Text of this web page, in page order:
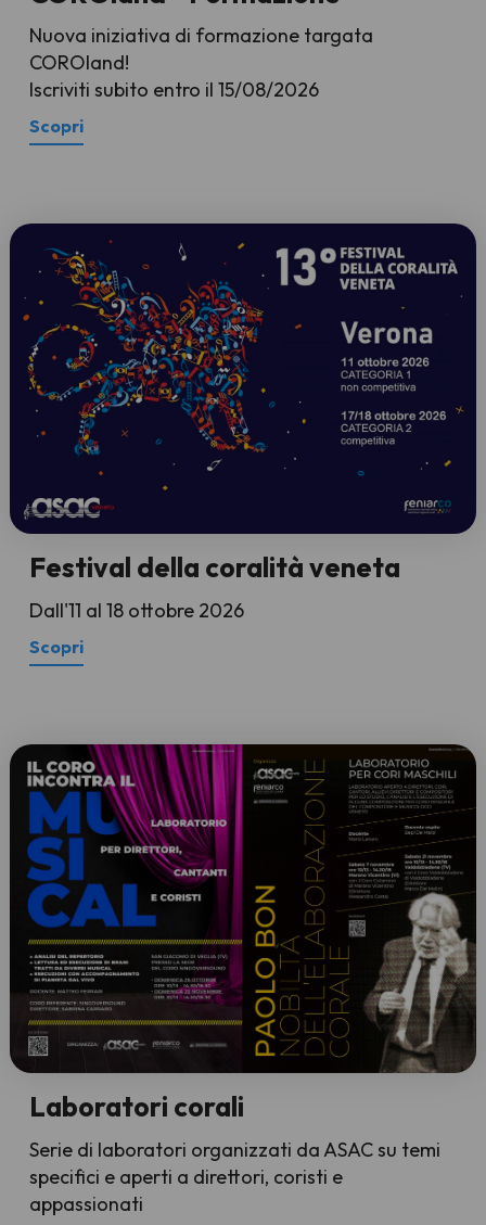
Nuova iniziativa di formazione targata
COROland!
Iscriviti subito entro il 15/08/2026
Scopri
Festival della coralità veneta
Dall'11 al 18 ottobre 2026
Scopri
Laboratori corali
Serie di laboratori organizzati da ASAC su temi
specifici e aperti a direttori, coristi e
appassionati